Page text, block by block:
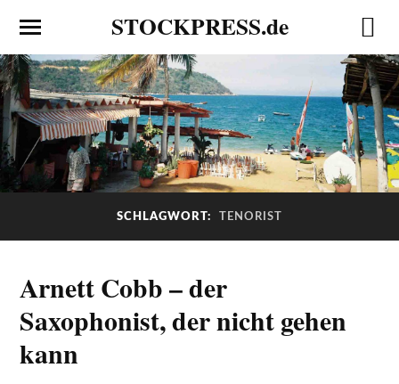
STOCKPRESS.de
SCHLAGWORT: TENORIST
Arnett Cobb – der
Saxophonist, der nicht gehen
kann